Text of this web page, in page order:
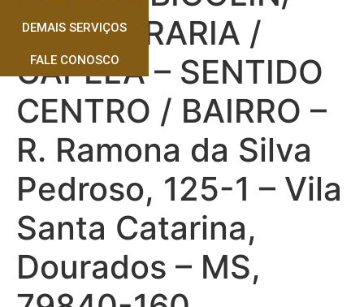
DEMAIS SERVIÇOS
FALE CONOSCO
MARMORARIA /
CAPELA – SENTIDO
CENTRO / BAIRRO –
R. Ramona da Silva
Pedroso, 125-1 – Vila
Santa Catarina,
Dourados – MS,